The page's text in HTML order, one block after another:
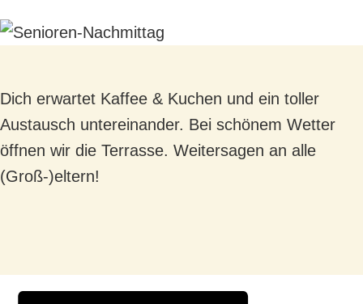
Dich erwartet Kaffee & Kuchen und ein toller
Austausch untereinander. Bei schönem Wetter
öffnen wir die Terrasse. Weitersagen an alle
(Groß-)eltern!